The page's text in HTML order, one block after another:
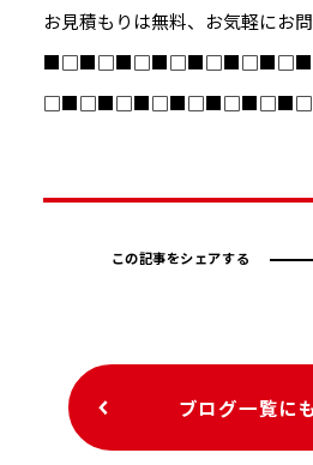
お見積もりは無料、お気軽にお
この記事をシェアする
ブログ一覧に